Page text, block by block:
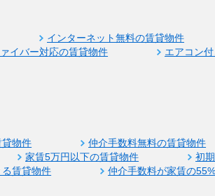
インターネット無料の賃貸物件
イバー対応の賃貸物件 エアコン付
物件 仲介手数料無料の賃貸物件
家賃5万円以下の賃貸物件 初
賃貸物件
仲介手数料が家賃の